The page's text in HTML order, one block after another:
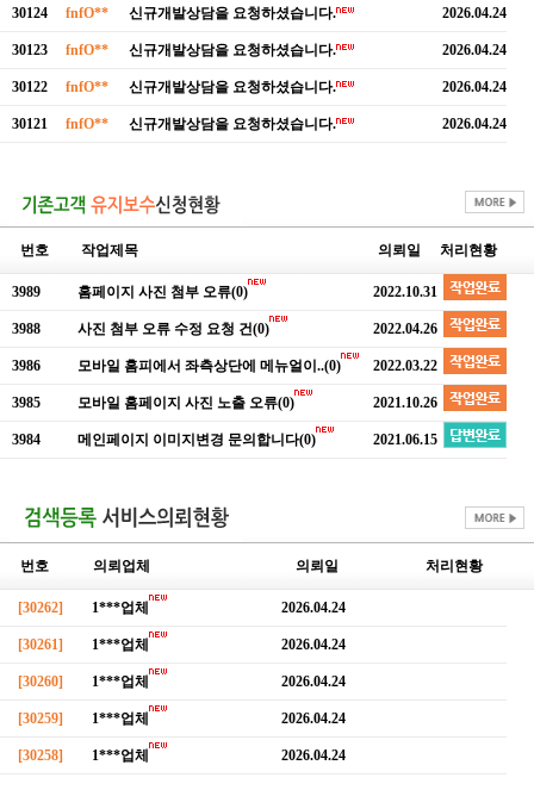
30124 fnfO** 신규개발상담을 요청하셨습니다. 2026.04.24
30123 fnfO** 신규개발상담을 요청하셨습니다. 2026.04.24
30122 fnfO** 신규개발상담을 요청하셨습니다. 2026.04.24
30121 fnfO** 신규개발상담을 요청하셨습니다. 2026.04.24
번호 작업제목 의뢰일 처리현황
3989 홈페이지 사진 첨부 오류(0) 2022.10.31
3988 사진 첨부 오류 수정 요청 건(0) 2022.04.26
3986 모바일 홈피에서 좌측상단에 메뉴얼이..(0) 2022.03.22
3985 모바일 홈페이지 사진 노출 오류(0) 2021.10.26
3984 메인페이지 이미지변경 문의합니다(0) 2021.06.15
번호 의뢰업체 의뢰일 처리현황
[30262] 1***업체 2026.04.24
[30261] 1***업체 2026.04.24
[30260] 1***업체 2026.04.24
[30259] 1***업체 2026.04.24
[30258] 1***업체 2026.04.24